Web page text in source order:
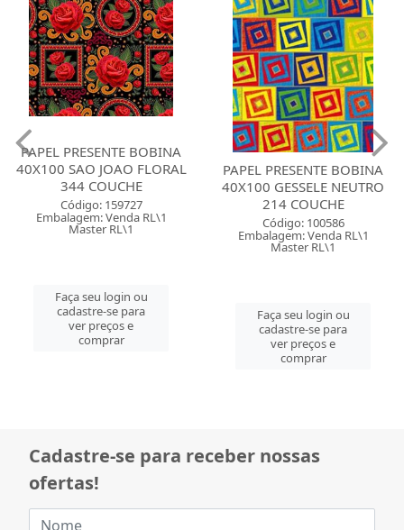
PAPEL PRESENTE BOBINA
40X100 SAO JOAO FLORAL
344 COUCHE
Código: 159727
Embalagem: Venda RL\1
Master RL\1
Faça seu login ou
cadastre-se para
ver preços e
comprar
PAPEL PRESENTE BOBINA
40X100 GESSELE NEUTRO
214 COUCHE
Código: 100586
Embalagem: Venda RL\1
Master RL\1
Faça seu login ou
cadastre-se para
ver preços e
comprar
Cadastre-se para receber nossas
ofertas!